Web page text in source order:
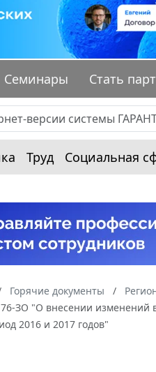
Семинары Стать
Труд Социальная
Горячие документы
ЗО "О внесении изменений
2016 и 2017 годов"